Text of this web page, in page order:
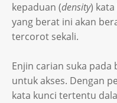
kepaduan (density)
yang berat ini akan
tercorot sekali.
Enjin carian suka
untuk akses. Dengan
kata kunci tertentu